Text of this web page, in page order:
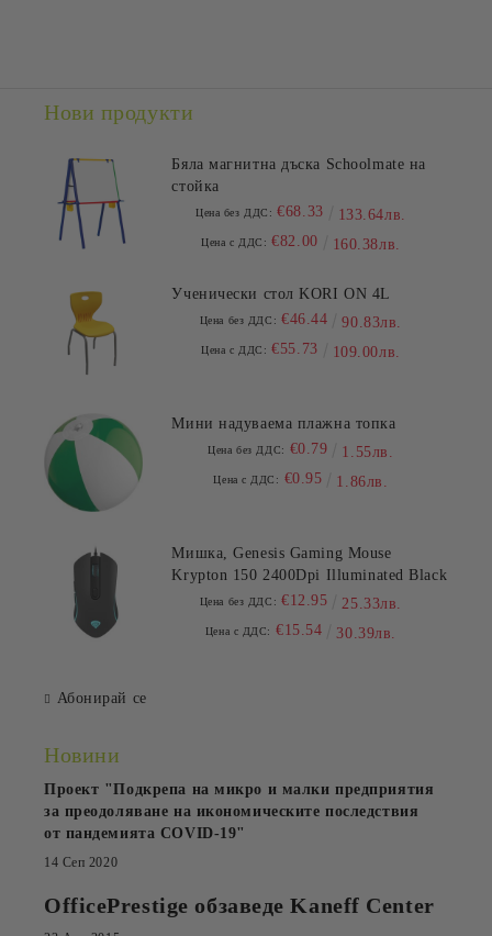
Нови продукти
Бяла магнитна дъска Schoolmate на
стойка
Цена без ДДС: €68.33 133.64лв.
Цена с ДДС: €82.00 160.38лв.
Ученически стол KORI ON 4L
Цена без ДДС: €46.44 90.83лв.
Цена с ДДС: €55.73 109.00лв.
Мини надуваема плажна топка
Цена без ДДС: €0.79 1.55лв.
Цена с ДДС: €0.95 1.86лв.
Мишка, Genesis Gaming Mouse
Krypton 150 2400Dpi Illuminated Black
Цена без ДДС: €12.95 25.33лв.
Цена с ДДС: €15.54 30.39лв.
Абонирай се
Новини
Проект "Подкрепа на микро и малки предприятия
за преодоляване на икономическите последствия
от пандемията COVID-19"
14 Сеп 2020
OfficePrestige обзаведе Kaneff Center